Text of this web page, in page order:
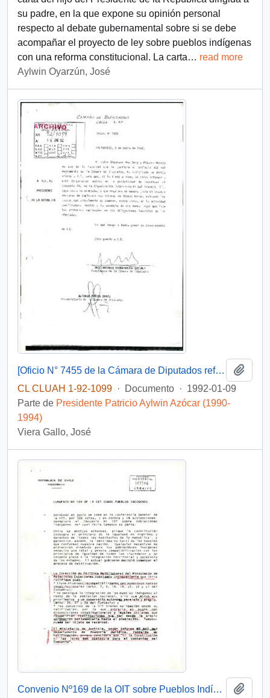
su padre, en la que expone su opinión personal
respecto al debate gubernamental sobre si se debe
acompañar el proyecto de ley sobre pueblos indígenas
con una reforma constitucional. La carta… read more
Aylwin Oyarzún, José
[Oficio N° 7455 de la Cámara de Diputados referente a solicitud de reactivación del Convenio 20 de la Organización Internacional del Trabajo]
CL CLUAH 1-92-1099 · Documento · 1992-01-09
Parte de Presidente Patricio Aylwin Azócar (1990-
1994)
Viera Gallo, José
Convenio Nº169 de la OIT sobre Pueblos Indígenas